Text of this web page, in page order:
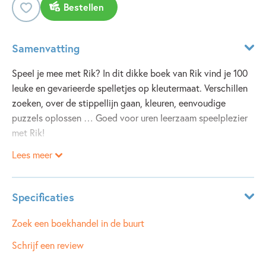
Bestellen
Samenvatting
Speel je mee met Rik? In dit dikke boek van Rik vind je 100
leuke en gevarieerde spelletjes op kleutermaat. Verschillen
zoeken, over de stippellijn gaan, kleuren, eenvoudige
puzzels oplossen … Goed voor uren leerzaam speelplezier
met Rik!
Lees meer
Specificaties
ISBN: 9789002277948
NUR:
Zoek een boekhandel in de buurt
Schrijf een review